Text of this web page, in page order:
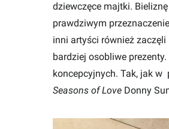
dziewczęce majtki.
prawdziwym
inni artyści również
bardziej osobliwe
koncepcyjnych. Tak, jak w
Seasons of Love Donny